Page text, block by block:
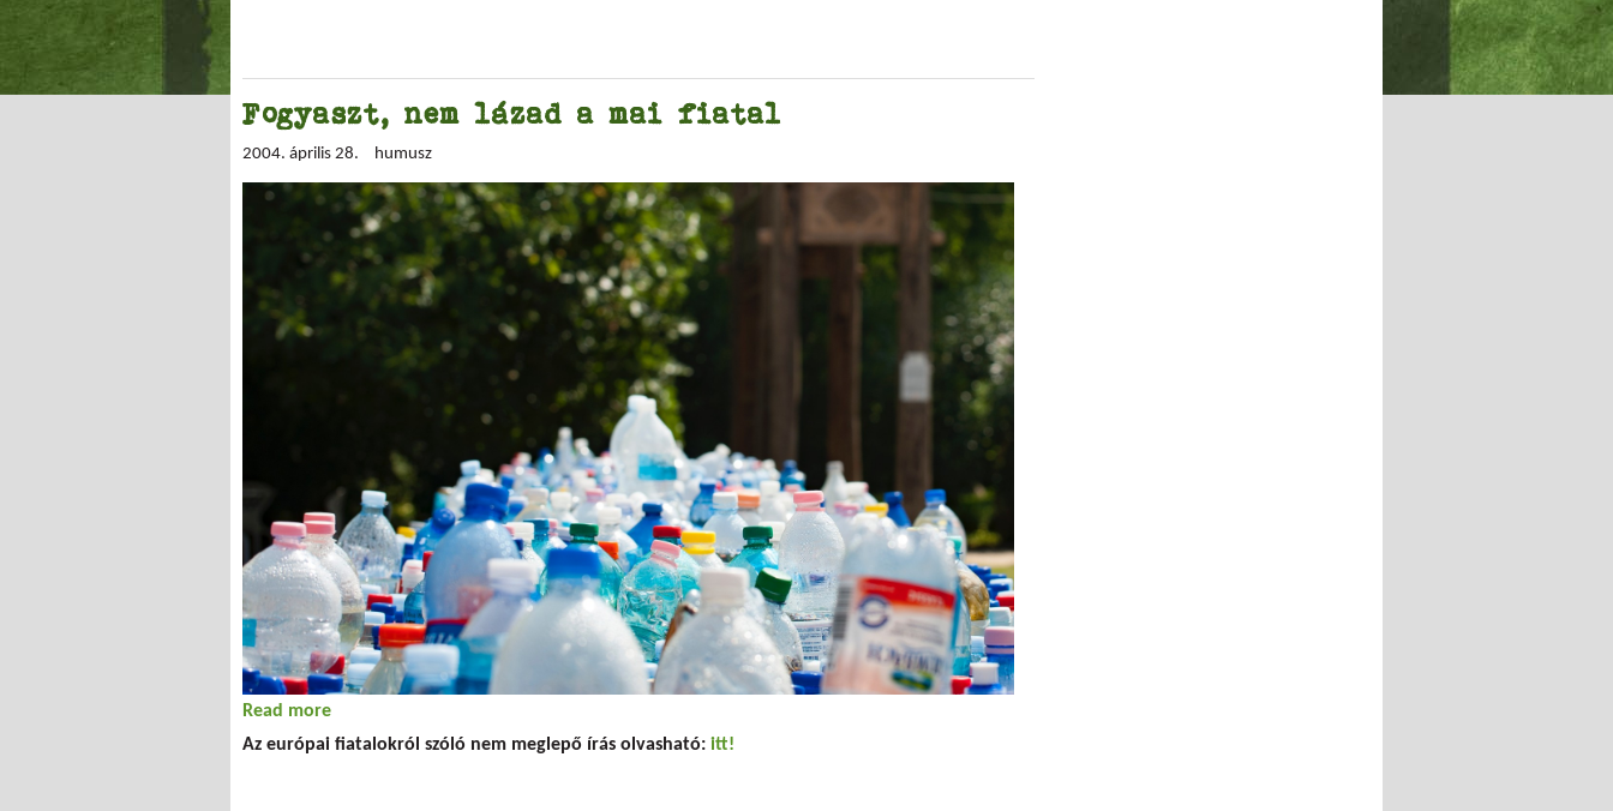
Fogyaszt, nem lázad a mai fiatal
2004. április 28. humusz
Read more
Az európai fiatalokról szóló nem meglepő írás olvasható: itt!